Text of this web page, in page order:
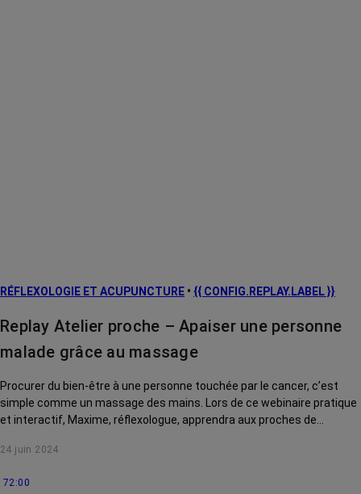
RÉFLEXOLOGIE ET ACUPUNCTURE • {{ CONFIG.REPLAY.LABEL }}
Replay Atelier proche – Apaiser une personne
malade grâce au massage
Procurer du bien-être à une personne touchée par le cancer, c’est
simple comme un massage des mains. Lors de ce webinaire pratique
et interactif, Maxime, réflexologue, apprendra aux proches de
d’acupression qui les apaiseront et les soulageront du stress causé
24 juin 2024
72:00